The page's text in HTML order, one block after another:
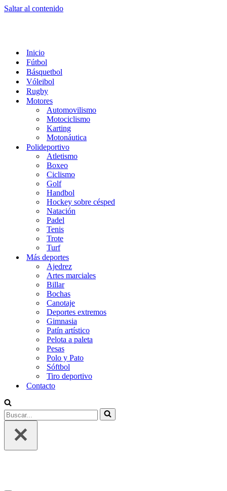
Saltar al contenido
Inicio
Fútbol
Básquetbol
Vóleibol
Rugby
Motores
Automovilismo
Motociclismo
Karting
Motonáutica
Polideportivo
Atletismo
Boxeo
Ciclismo
Golf
Handbol
Hockey sobre césped
Natación
Padel
Tenis
Trote
Turf
Más deportes
Ajedrez
Artes marciales
Billar
Bochas
Canotaje
Deportes extremos
Gimnasia
Patín artístico
Pelota a paleta
Pesas
Polo y Pato
Sóftbol
Tiro deportivo
Contacto
Buscar...